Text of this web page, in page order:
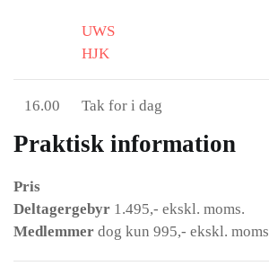
UWS
HJK
16.00 Tak for i dag
Praktisk information
Pris
Deltagergebyr 1.495,- ekskl. moms.
Medlemmer dog kun 995,- ekskl. moms